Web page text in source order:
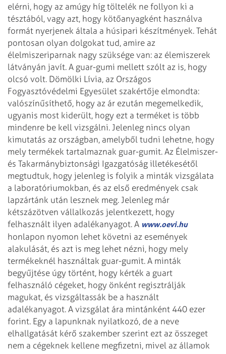
elérni, hogy az amúgy híg töltelék ne follyon ki a
tésztából, vagy azt, hogy kötőanyagként használva
formát nyerjenek általa a húsipari készítmények. Tehát
pontosan olyan dolgokat tud, amire az
élelmiszeriparnak nagy szüksége van: az élemiszerek
látványán javít. A guar-gumi mellett szólt az is, hogy
olcsó volt. Dömölki Lívia, az Országos
Fogyasztóvédelmi Egyesület szakértője elmondta:
valószínűsíthető, hogy az ár ezután megemelkedik,
ugyanis most kiderült, hogy ezt a terméket is több
mindenre be kell vizsgálni. Jelenleg nincs olyan
kimutatás az országban, amelyből tudni lehetne, hogy
mely termékek tartalmaznak guar-gumit. Az Élelmiszer-
és Takarmánybiztonsági Igazgatóság illetékesétől
megtudtuk, hogy jelenleg is folyik a minták vizsgálata
a laboratóriumokban, és az első eredmények csak
lapzártánk után lesznek meg. Jelenleg már
kétszázötven vállalkozás jelentkezett, hogy
felhasznált ilyen adalékanyagot. A www.oevi.hu
honlapon nyomon lehet követni az események
alakulását, és azt is meg lehet nézni, hogy mely
termékeknél használtak guar-gumit. A minták
begyűjtése úgy történt, hogy kérték a guart
felhasználó cégeket, hogy önként regisztrálják
magukat, és vizsgáltassák be a használt
adalékanyagot. A vizsgálat ára mintánként 440 ezer
forint. Egy a lapunknak nyilatkozó, de a neve
elhallgatását kérő szakember szerint ezt az összeget
nem a cégeknek kellene megfizetni, mivel az államok